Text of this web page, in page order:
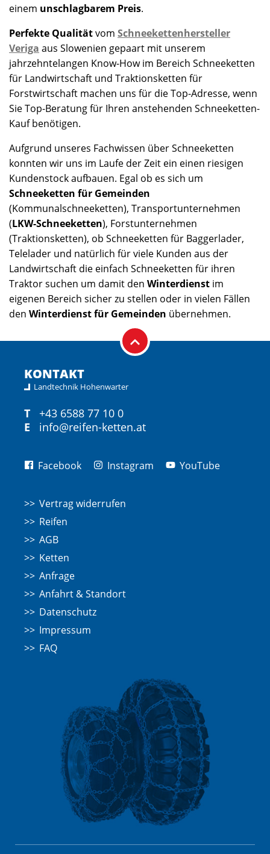
einem unschlagbarem Preis.
Perfekte Qualitätvom Schneekettenhersteller
Veriga aus Slowenien gepaart mit unserem
jahrzehntelangen Know-How im Bereich Schneeketten
für Landwirtschaft und Traktionsketten für
Forstwirtschaft machen uns für die Top-Adresse, wenn
Sie Top-Beratung für Ihren anstehenden Schneeketten-
Kauf benötigen.
Aufgrund unseres Fachwissen über Schneeketten
konnten wir uns im Laufe der Zeit ein einen riesigen
Kundenstock aufbauen. Egal ob es sich um
Schneeketten für Gemeinden
(Kommunalschneeketten), Transportunternehmen
(LKW-Schneeketten), Forstunternehmen
(Traktionsketten), ob Schneeketten für Baggerlader,
Telelader und natürlich für viele Kunden aus der
Landwirtschaft die einfach Schneeketten für ihren
Traktor suchen um damit den Winterdienst im
eigenen Bereich sicher zu stellen oder in vielen Fällen
den Winterdienst für Gemeinden übernehmen.
KONTAKT
Landtechnik Hohenwarter
T
+43 6588 77 10 0
E
info@reifen-ketten.at
Facebook Instagram YouTube
Vertrag widerrufen
Reifen
AGB
Ketten
Anfrage
Anfahrt & Standort
Datenschutz
Impressum
FAQ